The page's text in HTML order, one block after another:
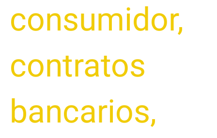
consumidor,
contratos
bancarios,